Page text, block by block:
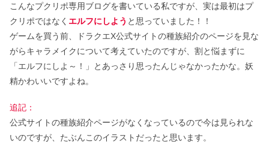
こんなプクリポ専用ブログを書いている私ですが、実は最初はプ
クリポではなく エルフにしよう と思っていました！！
ゲームを買う前、ドラクエX公式サイトの種族紹介のページを見な
がらキャラメイクについて考えていたのですが、割と悩まずに
「エルフにしよ～！」とあっさり思ったんじゃなかったかな。妖
精かわいいですよね。
追記：
公式サイトの種族紹介ページがなくなっているので今は見られな
いのですが、たぶんこのイラストだったと思います。